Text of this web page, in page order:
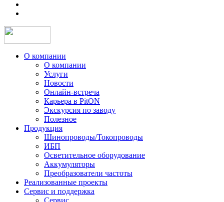
О компании
О компании
Услуги
Новости
Онлайн-встреча
Карьера в PitON
Экскурсия по заводу
Полезное
Продукция
Шинопроводы/Токопроводы
ИБП
Осветительное оборудование
Аккумуляторы
Преобразователи частоты
Реализованные проекты
Сервис и поддержка
Сервис